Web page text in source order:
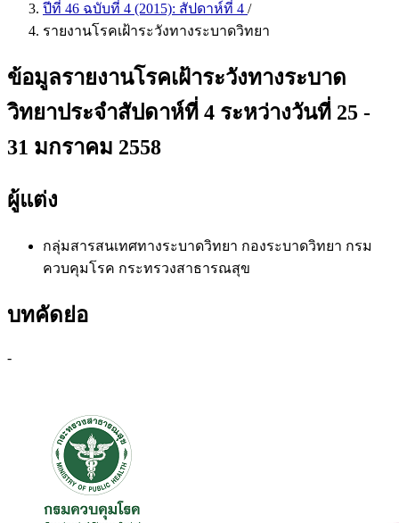
ปีที่ 46 ฉบับที่ 4 (2015): สัปดาห์ที่ 4 /
รายงานโรคเฝ้าระวังทางระบาดวิทยา
ข้อมูลรายงานโรคเฝ้าระวังทางระบาด
วิทยาประจำสัปดาห์ที่ 4 ระหว่างวันที่ 25 -
31 มกราคม 2558
ผู้แต่ง
กลุ่มสารสนเทศทางระบาดวิทยา กองระบาดวิทยา กรม
ควบคุมโรค กระทรวงสาธารณสุข
บทคัดย่อ
-